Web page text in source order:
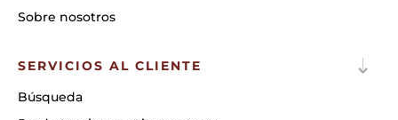
Sobre nosotros
SERVICIOS AL CLIENTE
Búsqueda